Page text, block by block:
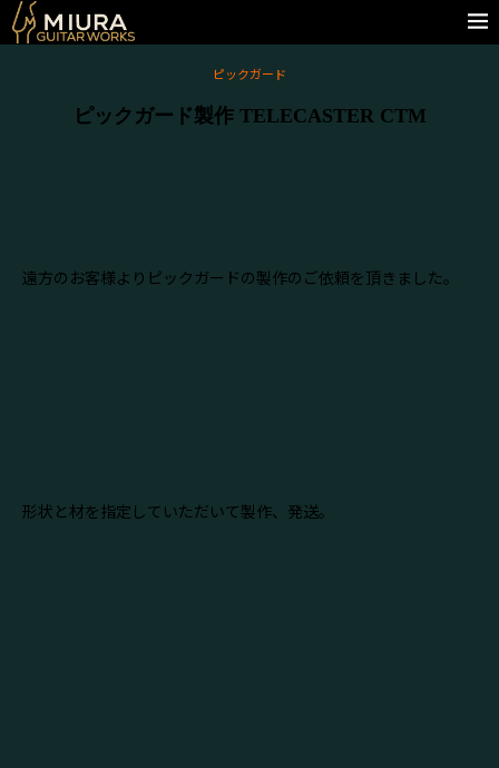
ピックガード
ピックガード製作 TELECASTER CTM
遠方のお客様よりピックガードの製作のご依頼を頂きました。
形状と材を指定していただいて製作、発送。